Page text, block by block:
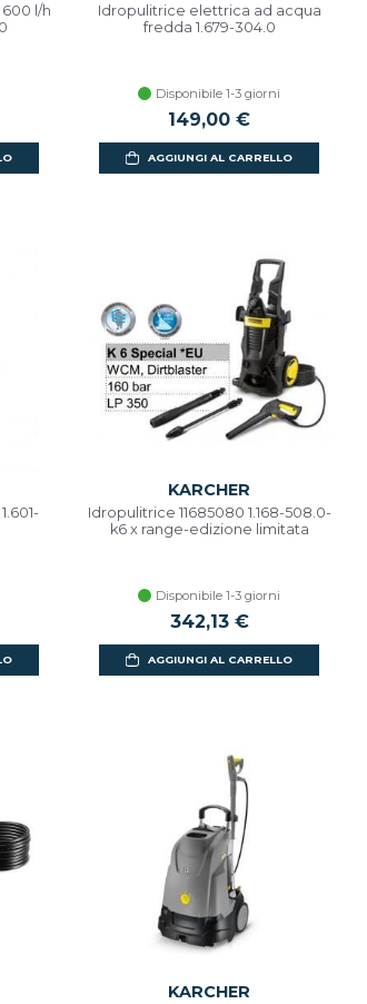
l/h
Idropulitrice elettrica ad acqua
fredda 1.679-304.0
Disponibile 1-3 giorni
149,00 €
AGGIUNGI AL CARRELLO
KARCHER
Idropulitrice 11685080 1.168-508.0-
k6 x range-edizione limitata
Disponibile 1-3 giorni
342,13 €
AGGIUNGI AL CARRELLO
KARCHER